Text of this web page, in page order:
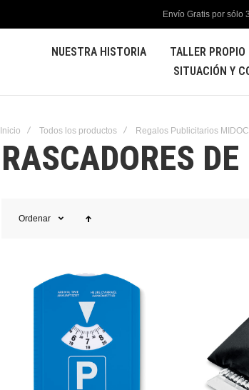
Envío Gratis por sólo
NUESTRA HISTORIA TALLER PROPIO
SITUACIÓN Y
Inicio Todos los productos Regalos Publicitarios
RASCADORES
Ordenar